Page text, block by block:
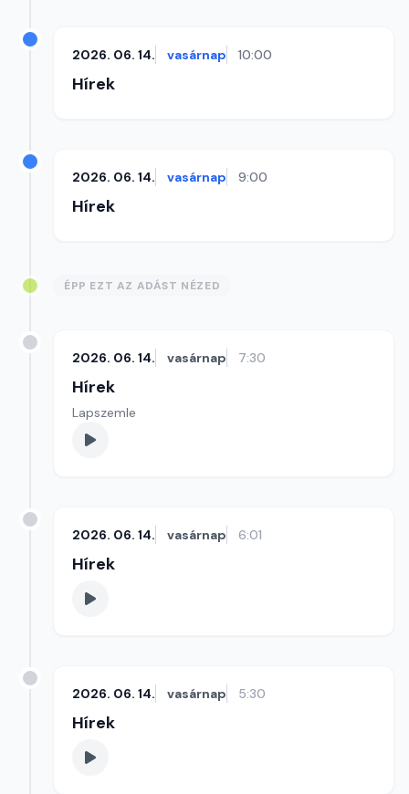
2026. 06. 14. vasárnap 10:00
Hírek
2026. 06. 14. vasárnap 9:00
Hírek
ÉPP EZT AZ ADÁST NÉZED
2026. 06. 14. vasárnap 7:30
Hírek
Lapszemle
2026. 06. 14. vasárnap 6:01
Hírek
2026. 06. 14. vasárnap 5:30
Hírek